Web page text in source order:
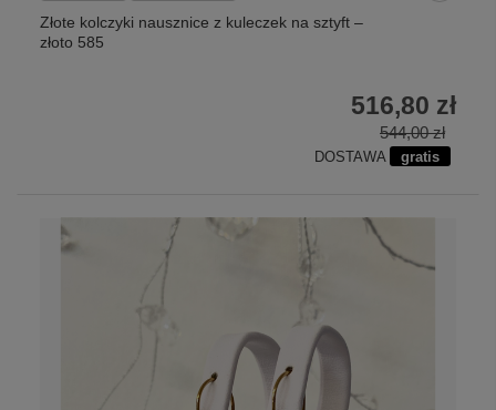
Złote kolczyki nausznice z kuleczek na sztyft –
złoto 585
544,00 zł
516,80 zł
DOSTAWA gratis